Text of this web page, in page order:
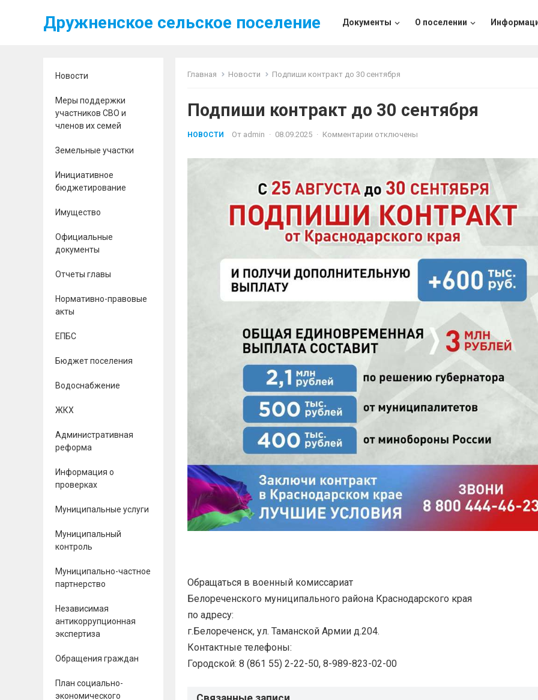
Дружненское сельское поселение Документы О поселении
Новости
Меры поддержки
участников СВО и
членов их семей
Земельные участки
Инициативное
бюджетирование
Имущество
Официальные
документы
Отчеты главы
Нормативно-правовые
акты
ЕПБС
Бюджет поселения
Водоснабжение
ЖКХ
Административная
реформа
Информация о
проверках
Муниципальные услуги
Муниципальный
контроль
Муниципально-частное
партнерство
Независимая
антикоррупционная
экспертиза
Обращения граждан
План социально-
экономического
Главная Новости Подпиши контракт до 30 сентября
Подпиши контракт до 30 сентября
НОВОСТИ От admin · 08.09.2025 · Комментарии отключены
Обращаться в военный комиссариат
Белореченского муниципального района Краснодарского края
по адресу:
г.Белореченск, ул. Таманской Армии д.204.
Контактные телефоны:
Городской: 8 (861 55) 2-22-50, 8-989-823-02-00